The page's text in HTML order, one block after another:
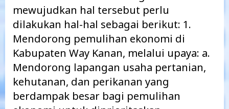
mewujudkan hal tersebut perlu
dilakukan hal-hal sebagai berikut: 1.
Mendorong pemulihan ekonomi di
Kabupaten Way Kanan, melalui upaya: a.
Mendorong lapangan usaha pertanian,
kehutanan, dan perikanan yang
berdampak besar bagi pemulihan